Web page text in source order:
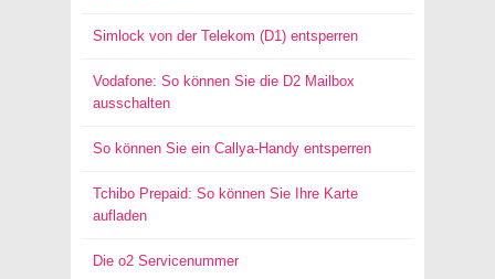
Simlock von der Telekom (D1) entsperren
Vodafone: So können Sie die D2 Mailbox
ausschalten
So können Sie ein Callya-Handy entsperren
Tchibo Prepaid: So können Sie Ihre Karte
aufladen
Die o2 Servicenummer